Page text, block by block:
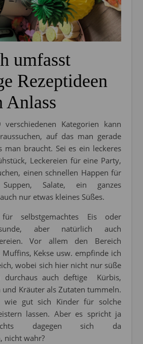
umfasst
Rezeptideen
Anlass
Kategorien kann
auf das man gerade
man braucht. Sei es ein leckeres
Leckereien für eine Party,
einen schnellen Happen für
Suppen, Salate, ein ganzes
nur etwas kleines Süßes.
selbstgemachtes Eis oder
aber natürlich auch
Vor allem den Bereich
Muffins, Kekse usw. empfinde ich
wobei sich hier nicht nur süße
durchaus auch deftige Kürbis,
und Kräuter als Zutaten tummeln.
wie gut sich Kinder für solche
lassen. Aber es spricht ja
dagegen sich da
nicht wahr?